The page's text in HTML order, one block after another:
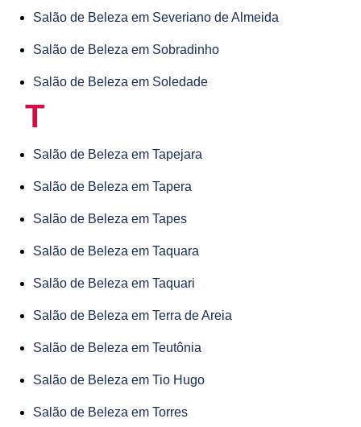
Salão de Beleza em Severiano de Almeida
Salão de Beleza em Sobradinho
Salão de Beleza em Soledade
T
Salão de Beleza em Tapejara
Salão de Beleza em Tapera
Salão de Beleza em Tapes
Salão de Beleza em Taquara
Salão de Beleza em Taquari
Salão de Beleza em Terra de Areia
Salão de Beleza em Teutônia
Salão de Beleza em Tio Hugo
Salão de Beleza em Torres